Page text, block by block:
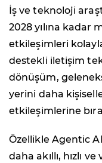
İş ve teknoloji
2028 yılına kadar
etkileşimleri
destekli iletişim
dönüşüm,
yerini daha
etkileşimlerine
Özellikle Agentic
daha akıllı, hızlı